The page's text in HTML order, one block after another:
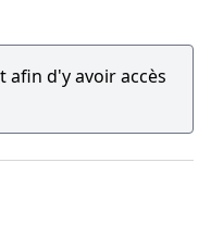
afin d'y avoir accès